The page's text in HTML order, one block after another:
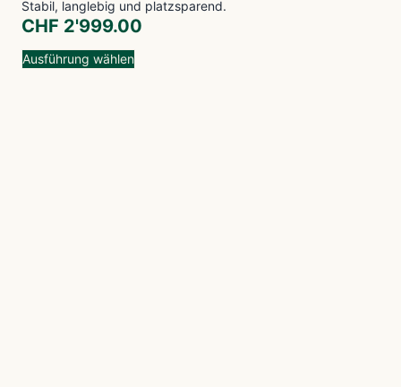
Stabil, langlebig und platzsparend.
CHF 2'999.00
Ausführung wählen